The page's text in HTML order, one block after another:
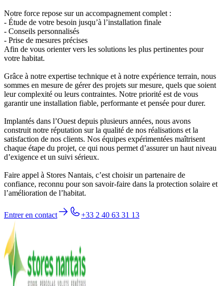
Notre force repose sur un accompagnement complet :
- Étude de votre besoin jusqu’à l’installation finale
- Conseils personnalisés
- Prise de mesures précises
Afin de vous orienter vers les solutions les plus pertinentes pour
votre habitat.
Grâce à notre expertise technique et à notre expérience terrain, nous
sommes en mesure de gérer des projets sur mesure, quels que soient
leur complexité ou leurs contraintes. Notre priorité est de vous
garantir une installation fiable, performante et pensée pour durer.
Implantés dans l’Ouest depuis plusieurs années, nous avons
construit notre réputation sur la qualité de nos réalisations et la
satisfaction de nos clients. Nos équipes expérimentées maîtrisent
chaque étape du projet, ce qui nous permet d’assurer un haut niveau
d’exigence et un suivi sérieux.
Faire appel à Stores Nantais, c’est choisir un partenaire de
confiance, reconnu pour son savoir-faire dans la protection solaire et
l’amélioration de l’habitat.
Entrer en contact +33 2 40 63 31 13